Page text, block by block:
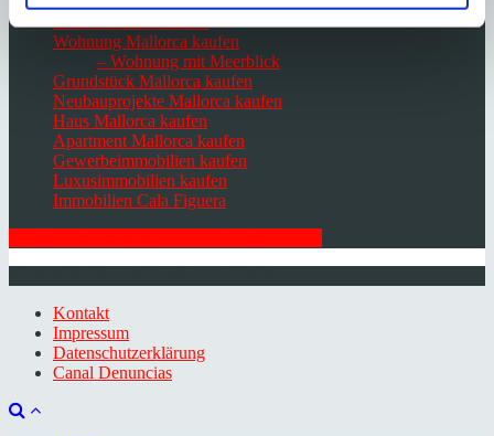
Wohnung Mallorca kaufen
– Wohnung mit Meerblick
Grundstück Mallorca kaufen
Neubauprojekte Mallorca kaufen
Haus Mallorca kaufen
Apartment Mallorca kaufen
Gewerbeimmobilien kaufen
Luxusimmobilien kaufen
Immobilien Cala Figuera
Kontakt
Impressum
Datenschutzerklärung
Canal Denuncias